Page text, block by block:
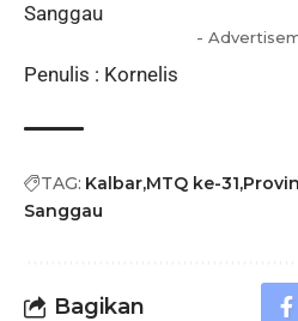
Sanggau
-
Penulis : Kornelis
TAG: Kalbar MTQ ke-31
Sanggau
Bagikan